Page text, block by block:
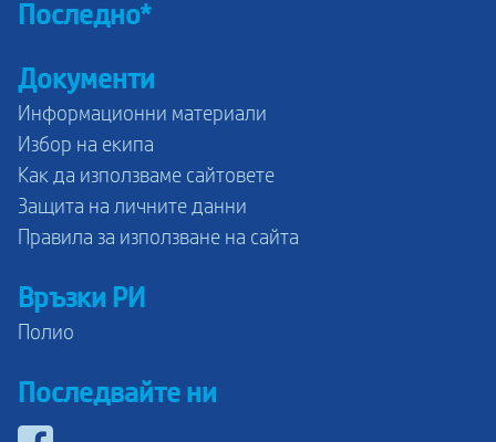
Последно*
Документи
Информационни материали
Избор на екипа
Как да използваме сайтовете
Защита на личните данни
Правила за използване на сайта
Връзки РИ
Полио
Последвайте ни